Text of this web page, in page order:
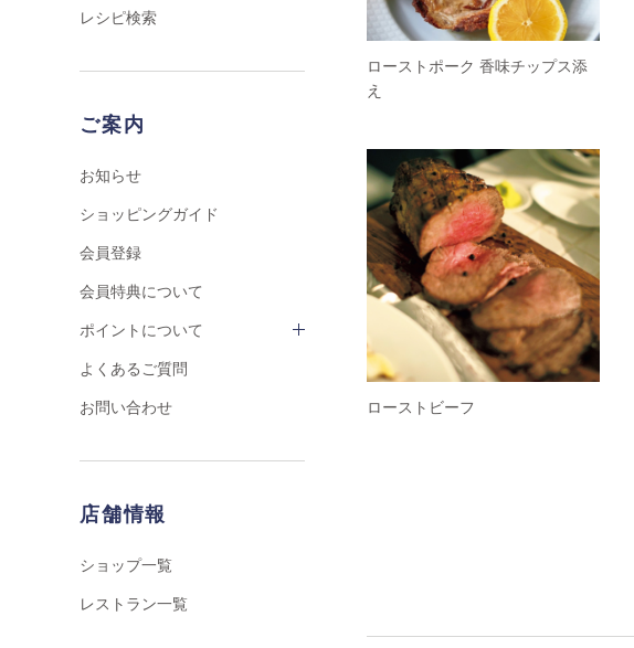
レシピ検索
ご案内
お知らせ
ショッピングガイド
会員登録
会員特典について
ポイントについて
よくあるご質問
お問い合わせ
店舗情報
ショップ一覧
レストラン一覧
ローストポーク 香味チップス添
え
ローストビーフ